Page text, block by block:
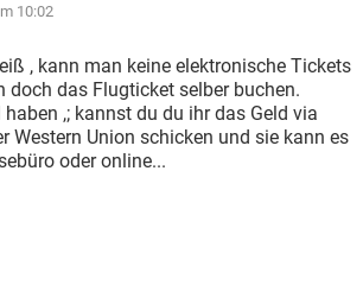
10:02
, kann man keine elektronische Tickets
doch das Flugticket selber buchen.
,; kannst du du ihr das Geld via
Western Union schicken und sie kann es
oder online...